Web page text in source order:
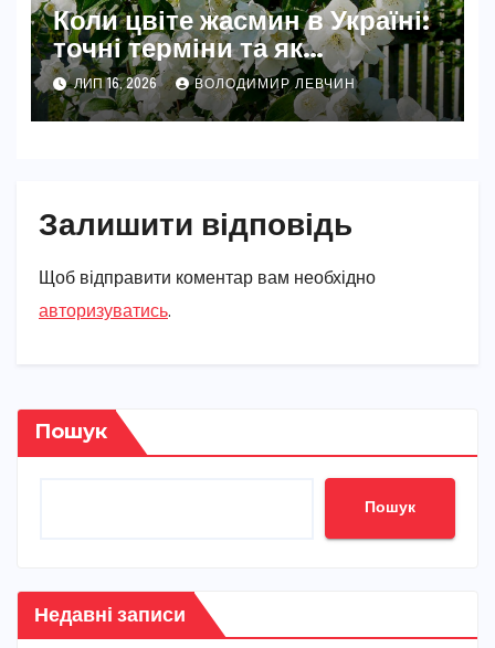
Коли цвіте жасмин в Україні:
точні терміни та як
забезпечити рясне цвітіння
ЛИП 16, 2026 ВОЛОДИМИР ЛЕВЧИН
Залишити відповідь
Щоб відправити коментар вам необхідно
авторизуватись.
Пошук
Пошук
Недавні записи